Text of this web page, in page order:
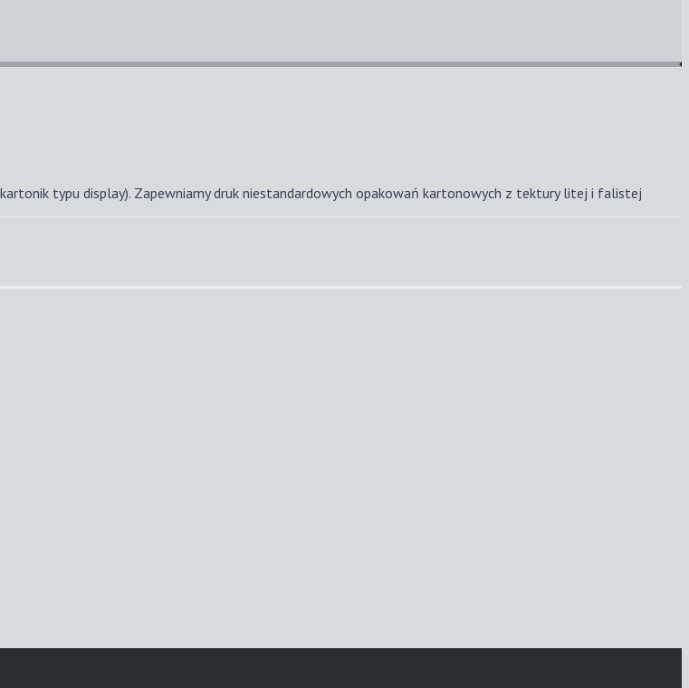
typu display). Zapewniamy druk niestandardowych opakowań kartonowych z tektury litej i falistej